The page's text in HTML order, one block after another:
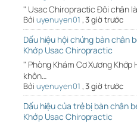
" Usac Chiropractic Đôi chân
Bởi uyenuyen01 ,3 giờ trước
Dấu hiệu hội chứng bàn chân
Khớp Usac Chiropractic
" Phòng Khám Cơ Xương
khôn…
Bởi uyenuyen01 ,3 giờ trước
Dấu hiệu của trẻ bị bàn chân
Khớp Usac Chiropractic